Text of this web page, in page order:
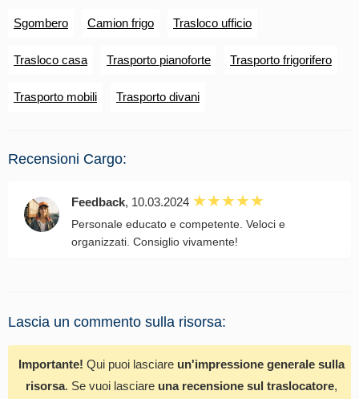
Sgombero Camion frigo Trasloco ufficio
Trasloco casa Trasporto pianoforte Trasporto frigorifero
Trasporto mobili Trasporto divani
Recensioni Cargo:
Feedback, 10.03.2024
Personale educato e competente. Veloci e
organizzati. Consiglio vivamente!
Lascia un commento sulla risorsa:
Importante! Qui puoi lasciare un'impressione generale sulla
risorsa. Se vuoi lasciare una recensione sul traslocatore,